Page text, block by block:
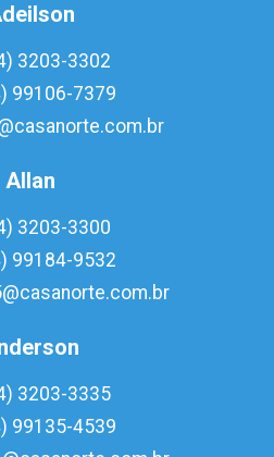
3203-3302
99106-7379
Allan
3203-3300
99184-9532
3203-3335
99135-4539